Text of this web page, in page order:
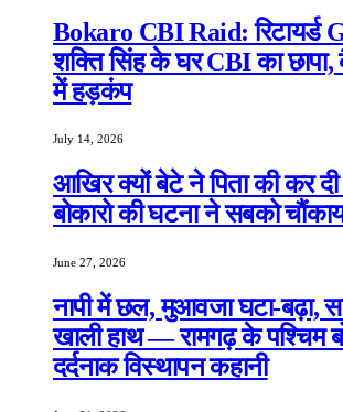
Bokaro CBI Raid: रिटायर्ड
शक्ति सिंह के घर CBI का छापा,
में हड़कंप
July 14, 2026
आखिर क्यों बेटे ने पिता की कर दी
बोकारो की घटना ने सबको
June 27, 2026
नापी में छल, मुआवजा घटा-बढ़ा,
खाली हाथ — रामगढ़ के पश्चिम
दर्दनाक विस्थापन कहानी